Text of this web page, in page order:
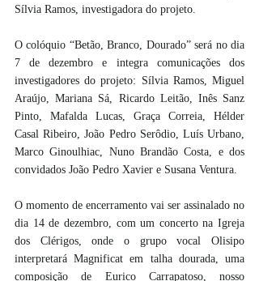
Sílvia Ramos, investigadora do projeto.
O colóquio “Betão, Branco, Dourado” será no dia
7 de dezembro e integra comunicações dos
investigadores do projeto: Sílvia Ramos, Miguel
Araújo, Mariana Sá, Ricardo Leitão, Inês Sanz
Pinto, Mafalda Lucas, Graça Correia, Hélder
Casal Ribeiro, João Pedro Serôdio, Luís Urbano,
Marco Ginoulhiac, Nuno Brandão Costa, e dos
convidados João Pedro Xavier e Susana Ventura.
O momento de encerramento vai ser assinalado no
dia 14 de dezembro, com um concerto na Igreja
dos Clérigos, onde o grupo vocal Olisipo
interpretará Magnificat em talha dourada, uma
composição de Eurico Carrapatoso, nosso